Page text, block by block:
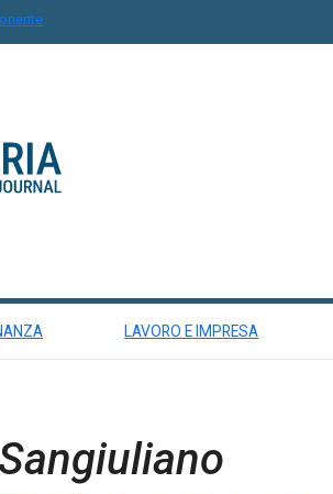
LAVORO E IMPRESA